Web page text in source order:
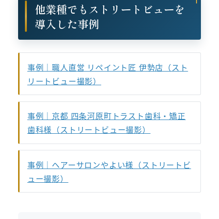
他業種でもストリートビューを
導入した事例
事例｜職人直営 リペイント匠 伊勢店（スト
リートビュー撮影）
事例｜京都 四条河原町トラスト歯科・矯正
歯科様（ストリートビュー撮影）
事例｜ヘアーサロンやよい様（ストリートビ
ュー撮影）